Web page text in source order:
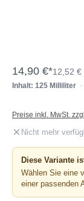
14,90 €*12,52 €
Inhalt: 125 Milliliter
Preise inkl. MwSt.
Nicht mehr
Diese Variante
Wählen Sie eine
einer passenden